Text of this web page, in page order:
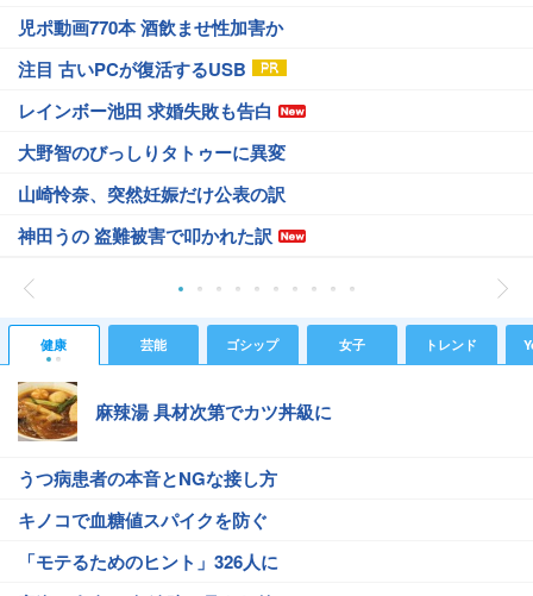
児ポ動画770本 酒飲ませ性加害か
注目 古いPCが復活するUSB
レインボー池田 求婚失敗も告白
大野智のびっしりタトゥーに異変
山崎怜奈、突然妊娠だけ公表の訳
神田うの 盗難被害で叩かれた訳
健康 芸能 ゴシップ 女子 トレンド
麻辣湯 具材次第でカツ丼級に
うつ病患者の本音とNGな接し方
キノコで血糖値スパイクを防ぐ
「モテるためのヒント」326人に